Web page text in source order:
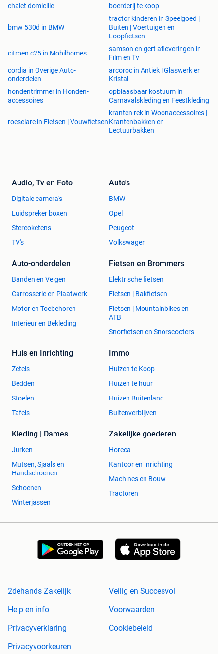
bouwen.
Uiteraard is er stadswater en electriciteit (maandelijkse
110€) aanwezig.
De volledige inboedel kan blijven staan.
De verkoop gebeurt zonder makelaar, wat een aardig
bedrag uitspaart, natuurlijk onder begeleiding van onze
Wij zullen waarschijnlijk nog vanalles vergeten zijn dus
Warme groet,
Tijl en Tamara
chalet domicilie
boerderij te koop
bmw 530d in BMW
tractor kinderen in Speelgoed |
Buiten | Voertuigen en
Loopfietsen
citroen c25 in Mobilhomes
samson en gert afleveringen in
Film en Tv
cordia in Overige Auto-
onderdelen
arcoroc in Antiek | Glaswerk en
Kristal
hondentrimmer in Honden-
accessoires
opblaasbaar kostuum in
Carnavalskleding en Feestkleding
roeselare in Fietsen | Vouwfietsen
kranten rek in Woonaccessoires |
Krantenbakken en
Lectuurbakken
Audio, Tv en Foto
Digitale camera's
Luidspreker boxen
Stereoketens
TV's
Auto's
BMW
Opel
Peugeot
Volkswagen
Auto-onderdelen
Banden en Velgen
Carrosserie en Plaatwerk
Motor en Toebehoren
Interieur en Bekleding
Fietsen en Brommers
Elektrische fietsen
Fietsen | Bakfietsen
Fietsen | Mountainbikes en
ATB
Snorfietsen en Snorscooters
Huis en Inrichting
Zetels
Bedden
Stoelen
Tafels
Immo
Huizen te Koop
Huizen te huur
Huizen Buitenland
Buitenverblijven
Kleding | Dames
Jurken
Mutsen, Sjaals en
Handschoenen
Schoenen
Winterjassen
Zakelijke goederen
Horeca
Kantoor en Inrichting
Machines en Bouw
Tractoren
2dehands Zakelijk
Veilig en Succesvol
Help en info
Voorwaarden
Privacyverklaring
Cookiebeleid
Privacyvoorkeuren